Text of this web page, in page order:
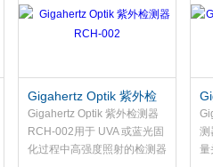
Gigahertz Optik 紫外检
测器 RCH-002
Gigahertz Optik 紫外检测器
RCH-002用于 UVA 或蓝光固
化过程中高强度照射的检测器
测
量